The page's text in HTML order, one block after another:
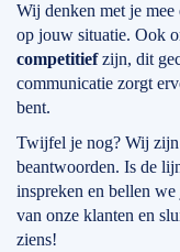
Wij denken met je
op jouw situatie. Ook
competitiefzijn, dit
communicatie zorgt
bent.
Twijfel je nog? Wij zijn
beantwoorden. Is de
inspreken en bellen
van onze klanten en
ziens!